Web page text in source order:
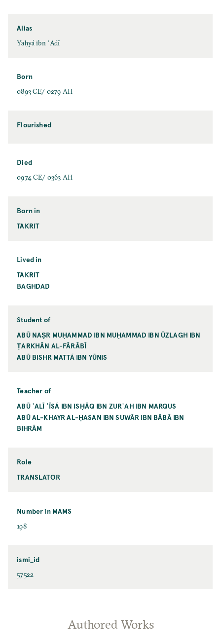
Alias
Yaḥyá ibn ʿAdī
Born
0893 CE/ 0279 AH
Flourished
Died
0974 CE/ 0363 AH
Born in
TAKRIT
Lived in
TAKRIT
BAGHDAD
Student of
ABŪ NAṢR MUḤAMMAD IBN MUḤAMMAD IBN ŪZLAGH IBN
ṬARKHĀN AL-FĀRĀBĪ
ABŪ BISHR MATTÁ IBN YŪNIS
Teacher of
ABŪ ʿALĪ ʿĪSÁ IBN ISḤĀQ IBN ZURʿAH IBN MARQUS
ABŪ AL-KHAYR AL-ḤASAN IBN SUWĀR IBN BĀBĀ IBN
BIHRĀM
Role
TRANSLATOR
Number in MAMS
198
ismi_id
57522
Authored Works